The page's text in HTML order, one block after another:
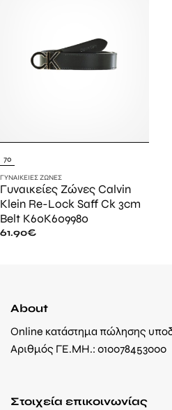
70
ΓΥΝΑΙΚΕΊΕΣ ΖΏΝΕΣ
Γυναικείες Ζώνες Calvin
Klein Re-Lock Saff Ck 3cm
Belt K60K609980
61.90€
About
Online κατάστημα πώλησης
Αριθμός ΓΕ.ΜΗ.: 010078453000
Στοιχεία επικοινωνίας